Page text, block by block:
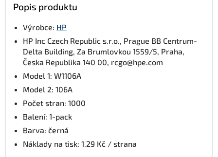
Popis produktu
Výrobce: HP
HP Inc Czech Republic s.r.o., Prague BB Centrum-
Delta Building, Za Brumlovkou 1559/5, Praha,
Česka Republika 140 00, rcgo@hpe.com
Model 1: W1106A
Model 2: 106A
Počet stran: 1000
Balení: 1-pack
Barva: černá
Náklady na tisk: 1.29 Kč / strana